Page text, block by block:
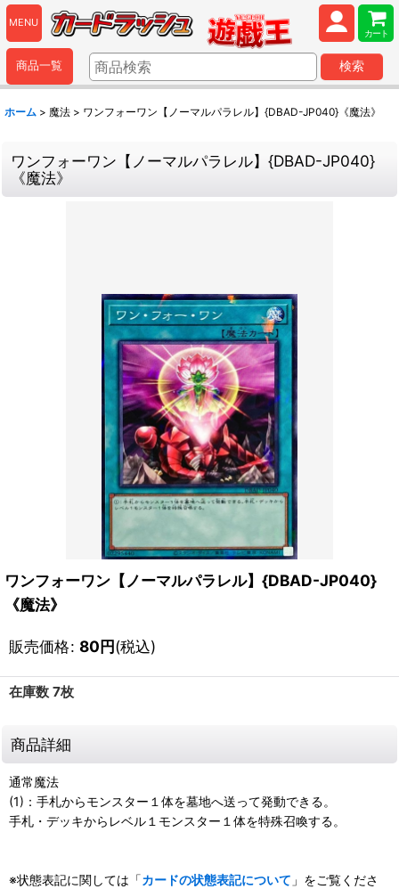
MENU
カート
商品一覧 検索
ホーム > 魔法 > ワンフォーワン【ノーマルパラレル】{DBAD-JP040}《魔法》
ワンフォーワン【ノーマルパラレル】{DBAD-JP040}
《魔法》
ワンフォーワン【ノーマルパラレル】{DBAD-JP040}
《魔法》
販売価格: 80円(税込)
在庫数 7枚
商品詳細
通常魔法
(1)：手札からモンスター１体を墓地へ送って発動できる。
手札・デッキからレベル１モンスター１体を特殊召喚する。
※状態表記に関しては「カードの状態表記について 」をご覧くださ